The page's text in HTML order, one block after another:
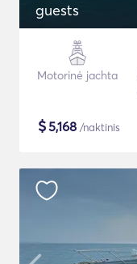
guests
Motorinė jachta
$5,168 /naktinis